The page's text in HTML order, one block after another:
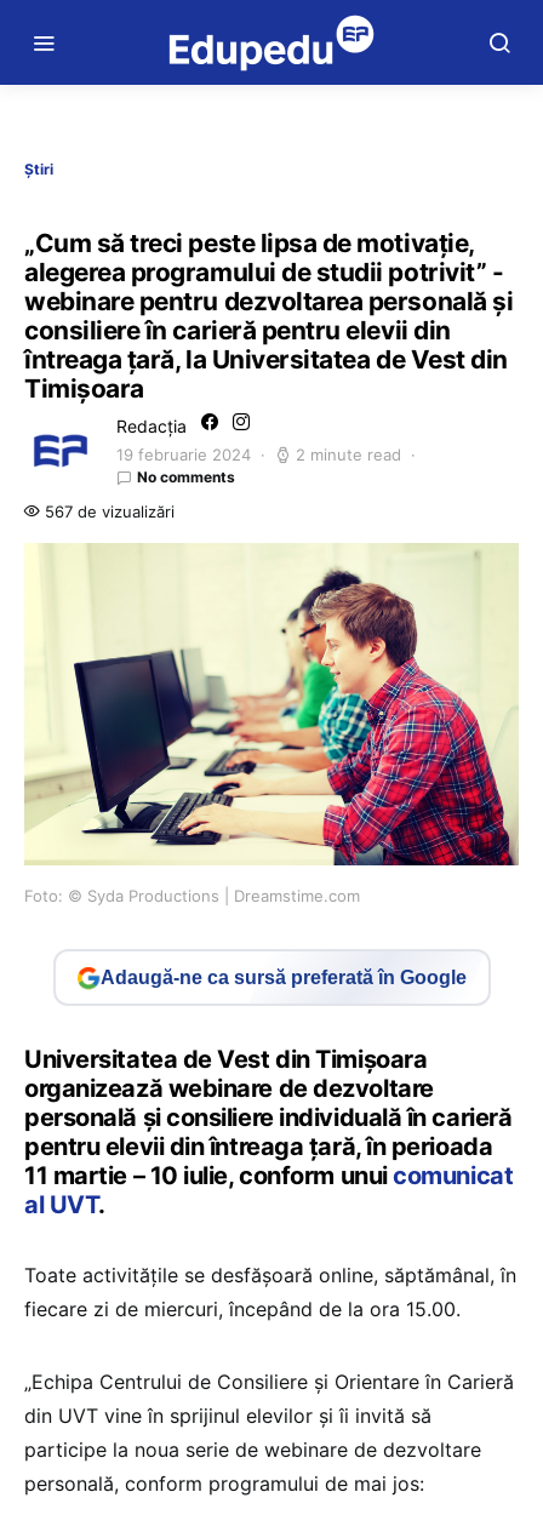
Știri
„Cum să treci peste lipsa de motivație,
alegerea programului de studii potrivit” ​​-
webinare pentru dezvoltarea personală şi
consiliere în carieră pentru elevii din
întreaga ţară, la Universitatea de Vest din
Timişoara
Redacția
19 februarie 2024 2 minute read
No comments
567 de vizualizări
Foto: © Syda Productions | Dreamstime.com
Adaugă-ne ca sursă preferată în Google
Universitatea de Vest din Timișoara
organizează webinare de dezvoltare
personală și consiliere individuală în carieră
pentru elevii din întreaga ţară, în perioada
11 martie – 10 iulie, conform unuicomunicat
al UVT.
Toate activitățile se desfășoară online, săptămânal, în
fiecare zi de miercuri, începând de la ora 15.00.
„Echipa Centrului de Consiliere și Orientare în Carieră
din UVT vine în sprijinul elevilor și îi invită să
participe la noua serie de webinare de dezvoltare
personală, conform programului de mai jos: